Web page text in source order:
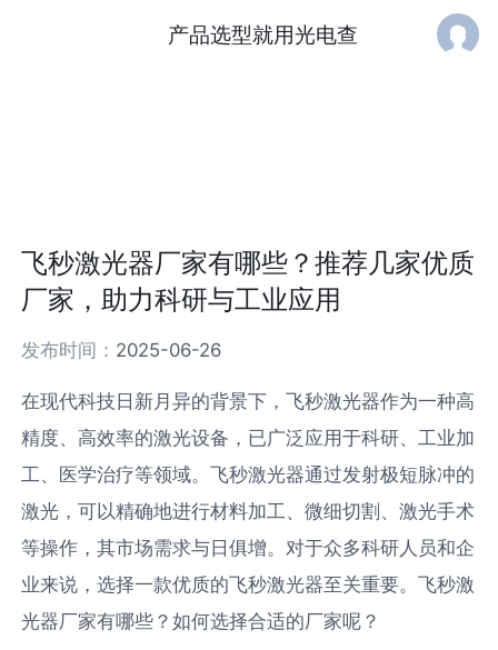
产品选型就用光电查
飞秒激光器厂家有哪些？推荐几家优质
厂家，助力科研与工业应用
发布时间： 2025-06-26
在现代科技日新月异的背景下，飞秒激光器作为一种高
精度、高效率的激光设备，已广泛应用于科研、工业加
工、医学治疗等领域。飞秒激光器通过发射极短脉冲的
激光，可以精确地进行材料加工、微细切割、激光手术
等操作，其市场需求与日俱增。对于众多科研人员和企
业来说，选择一款优质的飞秒激光器至关重要。飞秒激
光器厂家有哪些？如何选择合适的厂家呢？